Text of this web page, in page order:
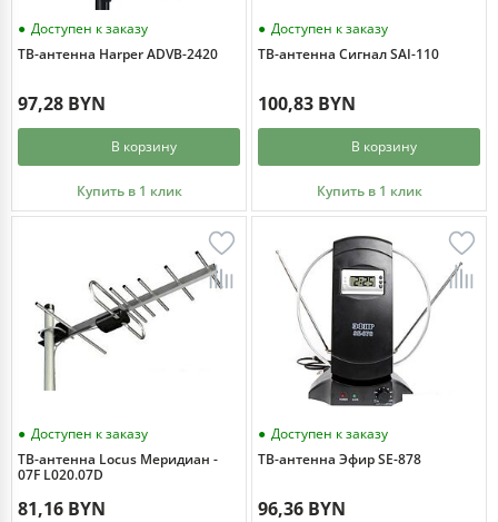
Доступен к заказу
ТВ-антенна Harper ADVB-2420
97,28 BYN
В корзину
Купить в 1 клик
Доступен к заказу
ТВ-антенна Сигнал SAI-110
100,83 BYN
В корзину
Купить в 1 клик
Доступен к заказу
ТВ-антенна Locus Меридиан -
07F L020.07D
81,16 BYN
Доступен к заказу
ТВ-антенна Эфир SE-878
96,36 BYN